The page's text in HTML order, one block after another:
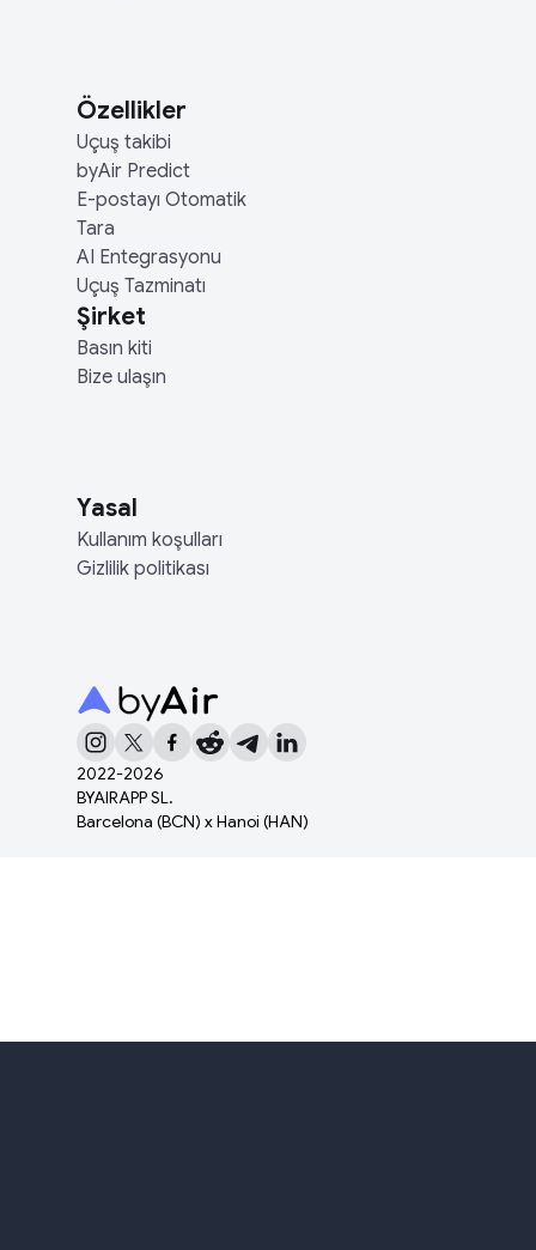
2022-2026
BYAIRAPP SL.
Barcelona (BCN) x Hanoi (HAN)
Özellikler
Uçuş takibi
byAir Predict
E-postayı Otomatik
Tara
AI Entegrasyonu
Uçuş Tazminatı
Şirket
Basın kiti
Bize ulaşın
Yasal
Kullanım koşulları
Gizlilik politikası